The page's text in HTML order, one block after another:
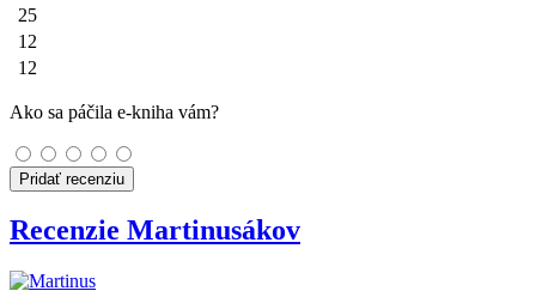
25
12
12
Ako sa páčila e-kniha vám?
Pridať recenziu
Recenzie Martinusákov